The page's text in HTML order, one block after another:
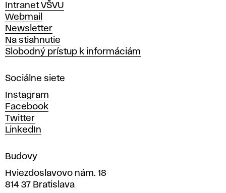
ý
t
v
a
r
ý
c
h
u
m
e
í
v
Intranet VŠVU
Webmail
Newsletter
Na stiahnutie
Slobodný prístup k informáciám
Sociálne siete
Instagram
Facebook
Twitter
LinkedIn
Budovy
Hviezdoslavovo nám. 18
814 37 Bratislava